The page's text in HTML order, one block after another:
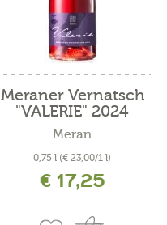
Meraner Vernatsch
"VALERIE" 2024
Meran
0,75 l (€ 23,00/1 l)
inkl. MwSt. zzgl. Versandkosten
€ 17,25